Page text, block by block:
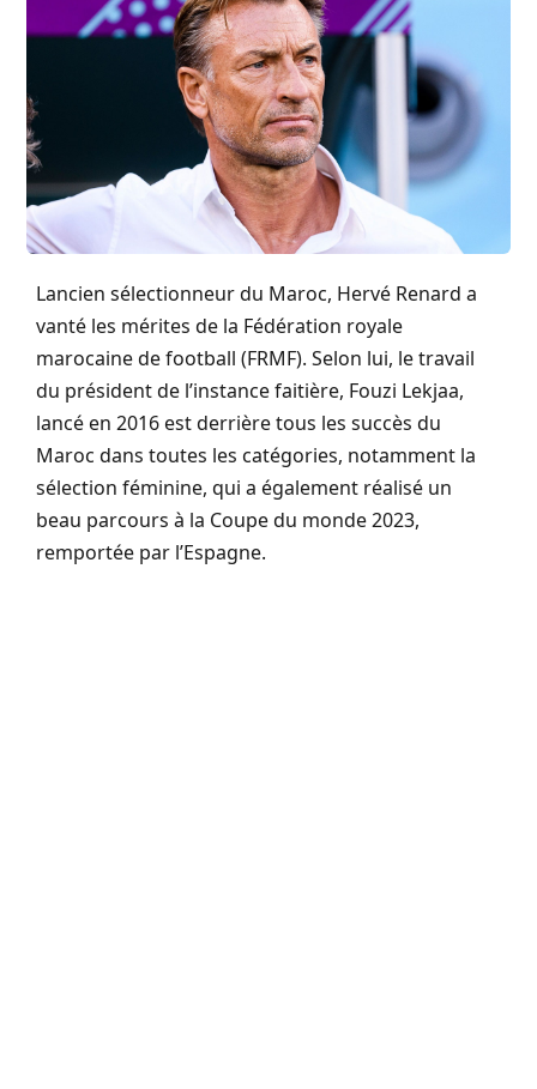
Lancien sélectionneur du Maroc, Hervé Renard a
vanté les mérites de la Fédération royale
marocaine de football (FRMF). Selon lui, le travail
du président de l’instance faitière, Fouzi Lekjaa,
lancé en 2016 est derrière tous les succès du
Maroc dans toutes les catégories, notamment la
sélection féminine, qui a également réalisé un
beau parcours à la Coupe du monde 2023,
remportée par l’Espagne.